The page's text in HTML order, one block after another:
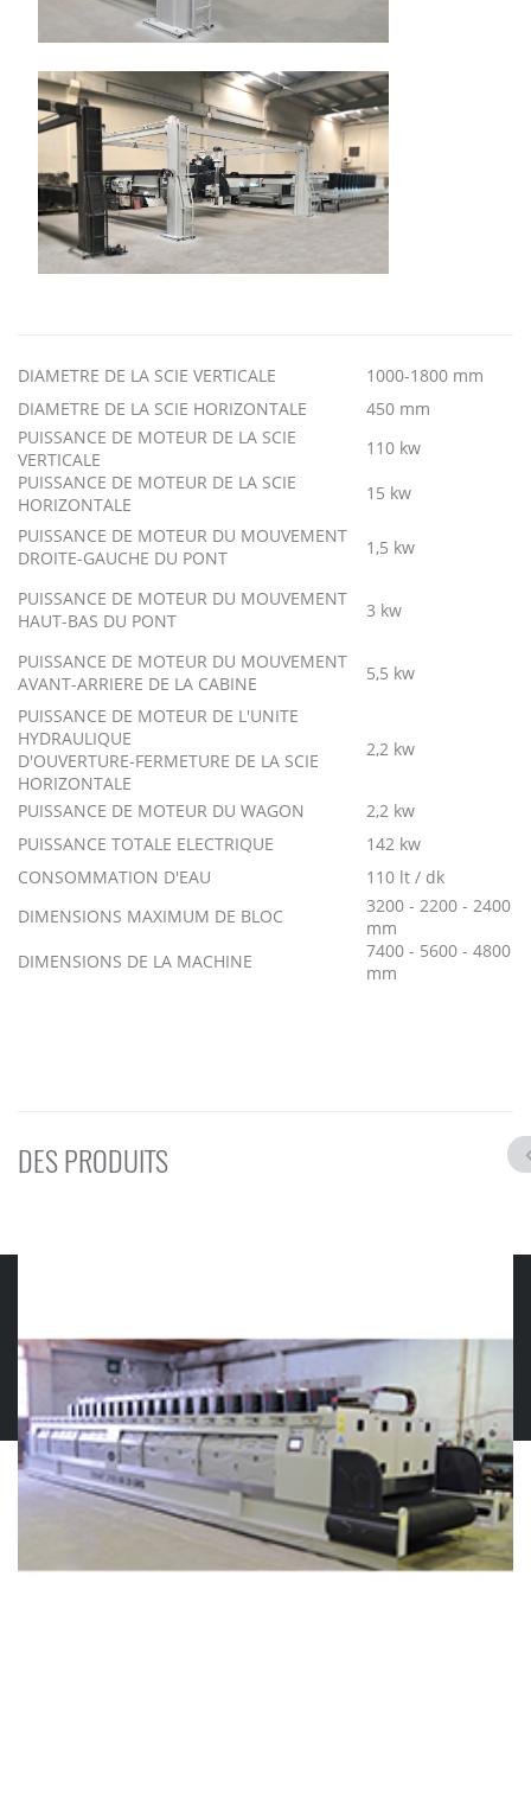
DIAMETRE DE LA SCIE VERTICALE
1000-1800 mm
DIAMETRE DE LA SCIE HORIZONTALE
450 mm
PUISSANCE DE MOTEUR DE LA SCIE
VERTICALE
110 kw
PUISSANCE DE MOTEUR DE LA SCIE
HORIZONTALE
15 kw
PUISSANCE DE MOTEUR DU MOUVEMENT
DROITE-GAUCHE DU PONT
1,5 kw
PUISSANCE DE MOTEUR DU MOUVEMENT
HAUT-BAS DU PONT
3 kw
PUISSANCE DE MOTEUR DU MOUVEMENT
AVANT-ARRIERE DE LA CABINE
5,5 kw
PUISSANCE DE MOTEUR DE L'UNITE
HYDRAULIQUE
D'OUVERTURE-FERMETURE DE LA SCIE
HORIZONTALE
2,2 kw
PUISSANCE DE MOTEUR DU WAGON
2,2 kw
PUISSANCE TOTALE ELECTRIQUE
142 kw
CONSOMMATION D'EAU
110 lt / dk
DIMENSIONS MAXIMUM DE BLOC
3200 - 2200 - 2400
mm
DIMENSIONS DE LA MACHINE
7400 - 5600 - 4800
mm
DES PRODUITS
© 2019 GMS MERMER MAKINELERI
Contact